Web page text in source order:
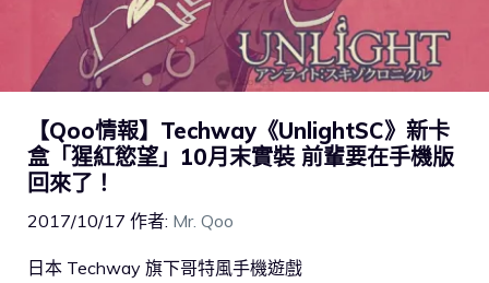
【Qoo情報】Techway《UnlightSC》新卡
盒「猩紅慾望」10月末實裝 前輩要在手機版
回來了！
2017/10/17 作者: Mr. Qoo
日本 Techway 旗下哥特風手機遊戲